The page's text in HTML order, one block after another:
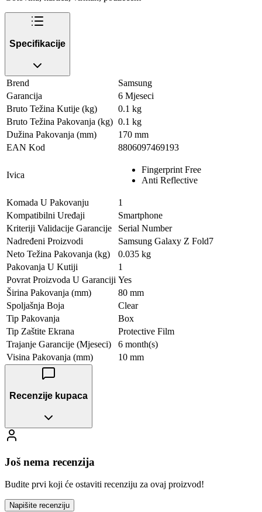
Specifikacije
Brend
Samsung
Garancija
6 Mjeseci
Bruto Težina Kutije (kg)
0.1 kg
Bruto Težina Pakovanja (kg) 0.1 kg
Dužina Pakovanja (mm)
170 mm
EAN Kod
8806097469193
Ivica
Fingerprint Free
Anti Reflective
Komada U Pakovanju
1
Kompatibilni Uređaji
Smartphone
Kriteriji Validacije Garancije
Serial Number
Nadređeni Proizvodi
Samsung Galaxy Z Fold7
Neto Težina Pakovanja (kg)
0.035 kg
Pakovanja U Kutiji
1
Povrat Proizvoda U Garanciji Yes
Širina Pakovanja (mm)
80 mm
Spoljašnja Boja
Clear
Tip Pakovanja
Box
Tip Zaštite Ekrana
Protective Film
Trajanje Garancije (Mjeseci)
6 month(s)
Visina Pakovanja (mm)
10 mm
Recenzije kupaca
Još nema recenzija
Budite prvi koji će ostaviti recenziju za ovaj proizvod!
Napišite recenziju